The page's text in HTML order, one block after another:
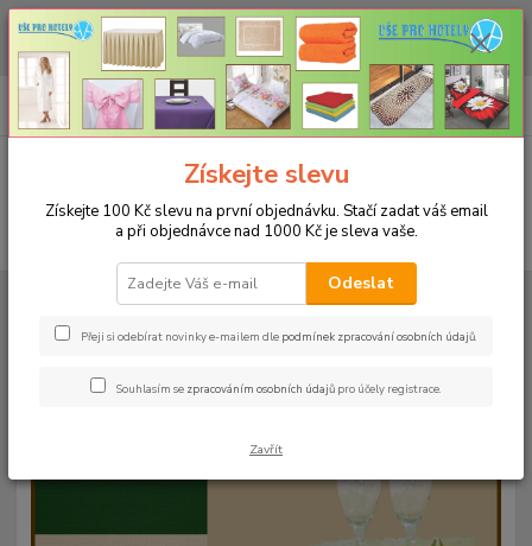
CHCETE NAKOUPIT VĚTŠÍ MNOŽSTVÍ NAŠICH PRODUKTŮ ZA LEPŠÍ
CENU? Klikněte ZDE
CZK
+420 773 794 023
Pondělí-pátek 9-16 hodin
0ks
za0 Kč
UBRUSY
Teflonové ubrusy jednobarevné s vodoodpudivou úpravou
Teflonový ubrus kulatý 140cm -
světle žlutý 5
Získejte slevu
Získejte 100 Kč slevu na první objednávku. Stačí zadat váš email
a při objednávce nad 1000 Kč je sleva vaše.
Odeslat
Přeji si odebírat novinky e-mailem dle podmínek zpracování osobních údajů.
Souhlasím se zpracováním osobních údajů pro účely registrace.
Zavřít